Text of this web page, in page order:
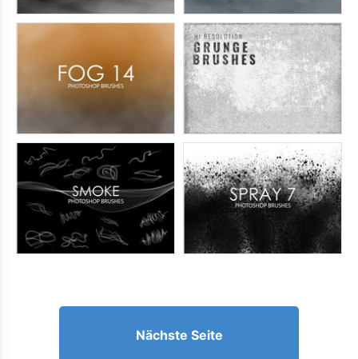
Nächste Seite